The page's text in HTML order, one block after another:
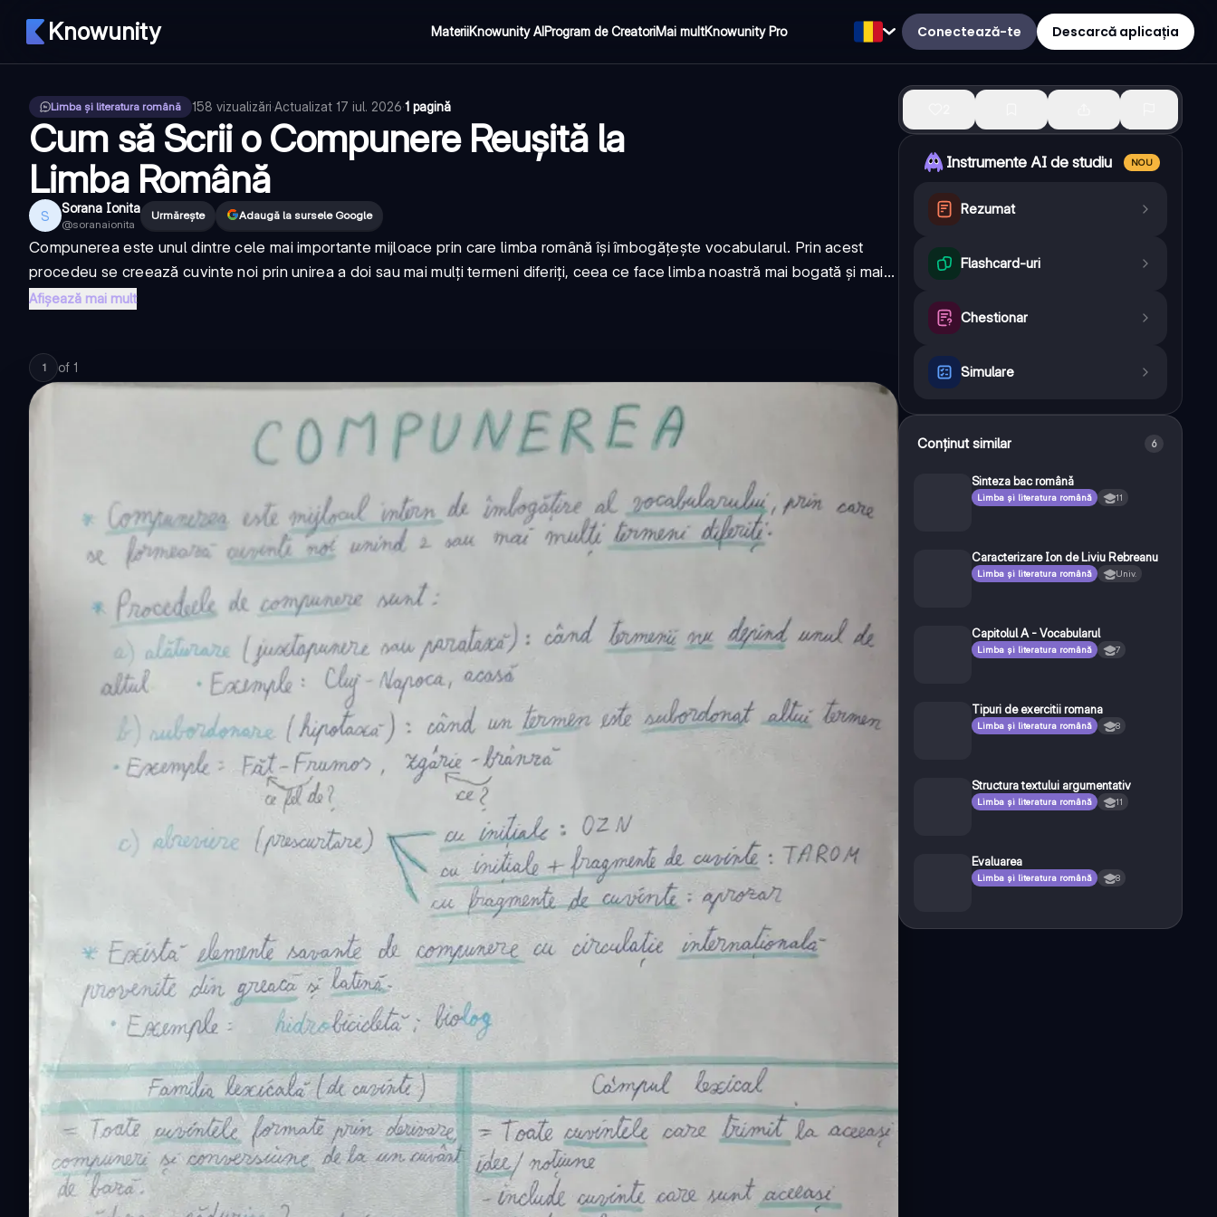
Knowunity MateriiKnowunity AIProgram de CreatoriMai multKnowunity Pro Conectează-te Descarcă aplicația
Limba și literatura română 158 vizualizări·Actualizat 17 iul. 2026·1 pagină
Cum să Scrii o Compunere Reușită la
Limba Română
S Sorana Ionita
@soranaionita
Urmărește Adaugă la sursele Google
Compunerea este unul dintre cele mai importante mijloace prin care limba română își îmbogățește vocabularul. Prin acest
procedeu se creează cuvinte noi prin unirea a doi sau mai mulți termeni diferiți, ceea ce face limba noastră mai bogată și mai...
Afișează mai mult
1 of 1
Instrumente AI de studiu NOU
Rezumat
Flashcard-uri
Chestionar
Simulare
Conținut similar 6
Sinteza bac română
Limba și literatura română 11
Caracterizare Ion de Liviu Rebreanu
Limba și literatura română Univ.
Capitolul A - Vocabularul
Limba și literatura română 7
Tipuri de exercitii romana
Limba și literatura română 8
Structura textului argumentativ
Limba și literatura română 11
Evaluarea
Limba și literatura română 8